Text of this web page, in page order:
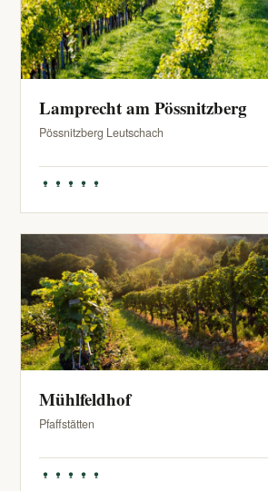
Lamprecht am Pössnitzberg
Pössnitzberg Leutschach
Mühlfeldhof
Pfaffstätten